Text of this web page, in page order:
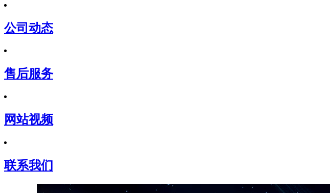
公司动态
售后服务
网站视频
联系我们